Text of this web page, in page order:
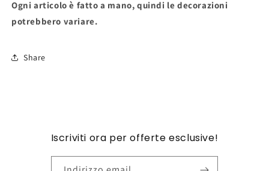
Ogni articolo è fatto a mano, quindi le decorazioni
potrebbero variare.
Share
Iscriviti ora per offerte esclusive!